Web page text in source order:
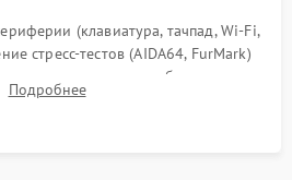
(клавиатура, тачпад, Wi-Fi,
стресс-тестов (AIDA64, FurMark)
режима и стабильности
пиковой нагрузкой.
Подробнее